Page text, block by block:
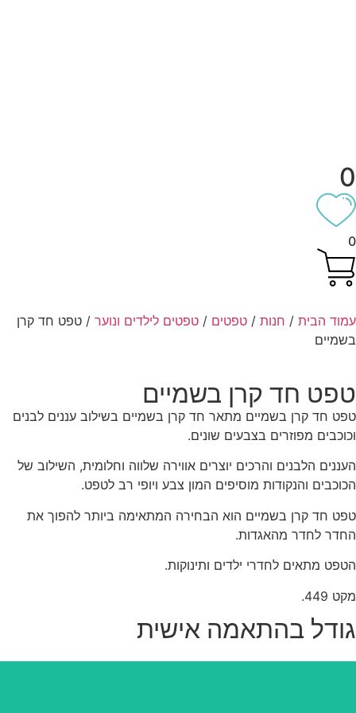
הבית/חנות/טפטים/טפטים לילדים ונוער/ טפט חד קרן
חד קרן בשמיים
חד קרן בשמיים מתאר חד קרן בשמיים בשילוב עננים לבנים
מפוזרים בצבעים שונים.
הלבנים והרכים יוצרים אווירה שלווה וחלומית, השילוב של
והנקודות מוסיפים המון צבע ויופי רב לטפט.
חד קרן בשמיים הוא הבחירה המתאימה ביותר להפוך את
לחדר מהאגדות.
מתאים לחדרי ילדים ותינוקות.
449.
בהתאמה אישית